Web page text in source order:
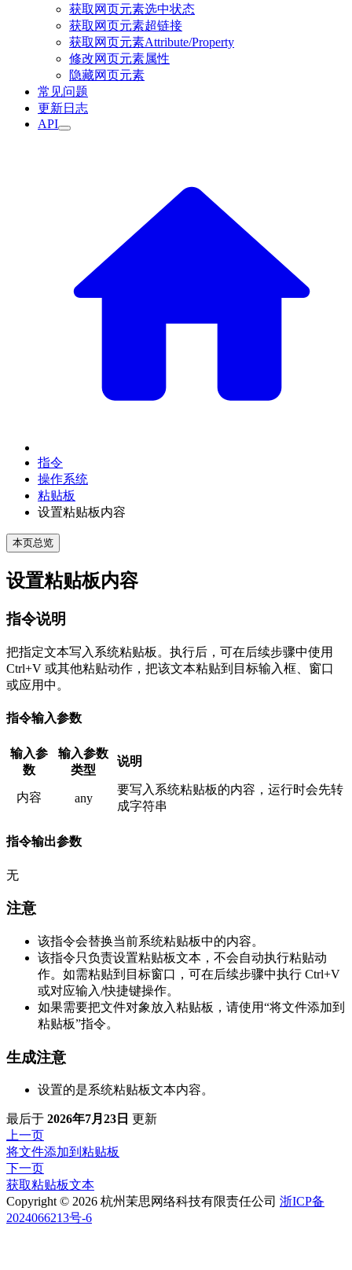
获取网页元素选中状态
获取网页元素超链接
获取网页元素Attribute/Property
修改网页元素属性
隐藏网页元素
常见问题
更新日志
API
指令
操作系统
粘贴板
设置粘贴板内容
本页总览
设置粘贴板内容
指令说明
把指定文本写入系统粘贴板。执行后，可在后续步骤中使用
Ctrl+V 或其他粘贴动作，把该文本粘贴到目标输入框、窗口
或应用中。
指令输入参数
输入参
数
输入参数
类型
说明
内容 any
要写入系统粘贴板的内容，运行时会先转
成字符串
指令输出参数
无
注意
该指令会替换当前系统粘贴板中的内容。
该指令只负责设置粘贴板文本，不会自动执行粘贴动
作。如需粘贴到目标窗口，可在后续步骤中执行 Ctrl+V
或对应输入/快捷键操作。
如果需要把文件对象放入粘贴板，请使用“将文件添加到
粘贴板”指令。
生成注意
设置的是系统粘贴板文本内容。
最后于 2026年7月23日 更新
上一页
将文件添加到粘贴板
下一页
获取粘贴板文本
Copyright © 2026 杭州茉思网络科技有限责任公司 浙ICP备
2024066213号-6